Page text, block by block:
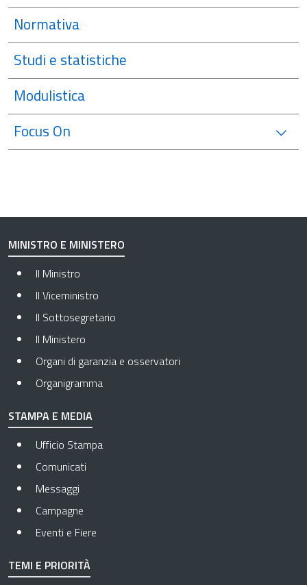
Normativa
Studi e statistiche
Modulistica
Focus On
MINISTRO E MINISTERO
Il Ministro
Il Viceministro
Il Sottosegretario
Il Ministero
Organi di garanzia e osservatori
Organigramma
STAMPA E MEDIA
Ufficio Stampa
Comunicati
Messaggi
Campagne
Eventi e Fiere
TEMI E PRIORITÀ